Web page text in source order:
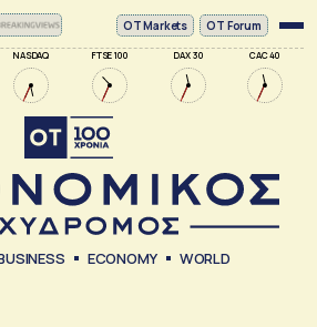
NASDAQ FTSE 100 DAX 30 CAC 40
ΟΤ Markets OT Forum
ECONOMY WORLD